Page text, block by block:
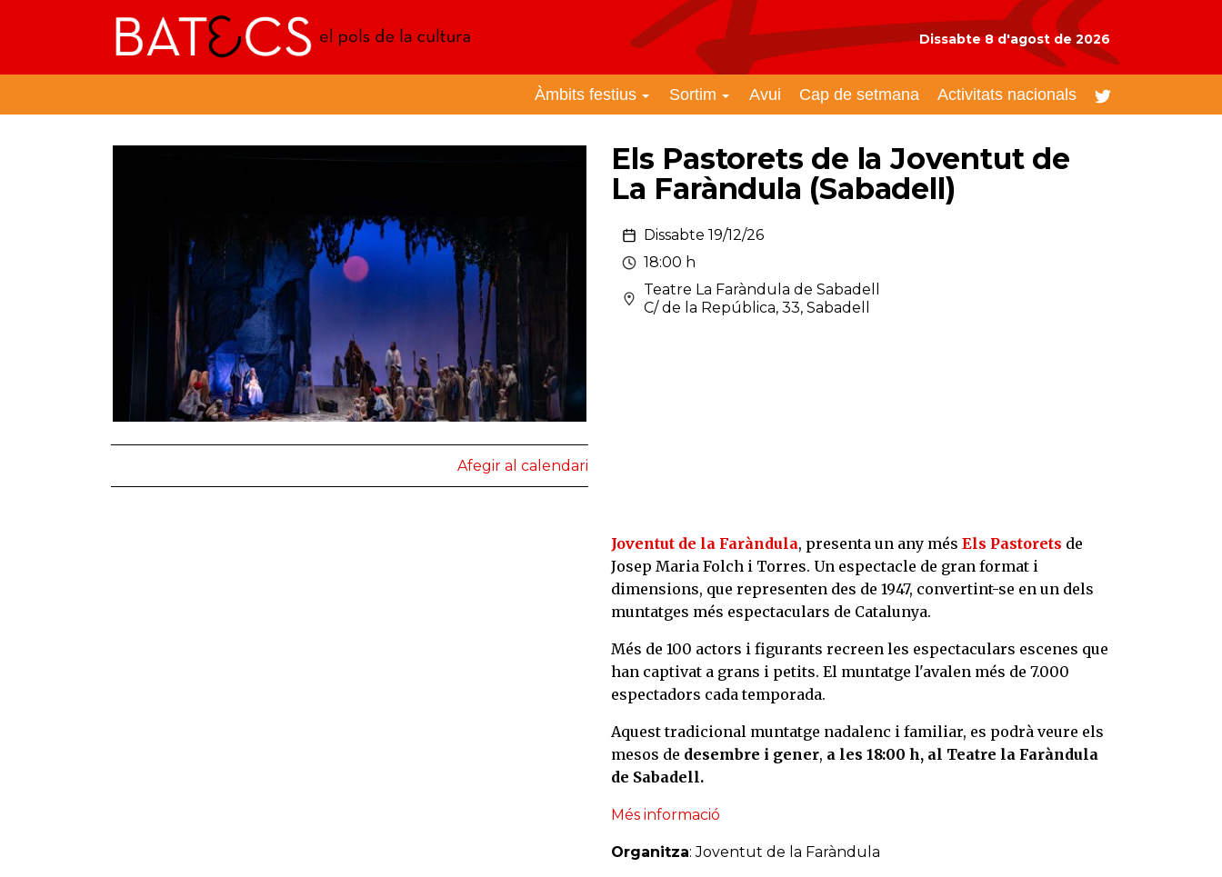
Batecs Dissabte 8 d'agost de 2026
Àmbits festius Sortim Avui Cap de setmana Activitats nacionals
Afegir al calendari
Els Pastorets de la Joventut de
La Faràndula (Sabadell)
Dissabte 19/12/26
18:00 h
Teatre La Faràndula de Sabadell
C/ de la República, 33, Sabadell
Joventut de la Faràndula, presenta un any més Els Pastorets de
Josep Maria Folch i Torres. Un espectacle de gran format i
dimensions, que representen des de 1947, convertint-se en un dels
muntatges més espectaculars de Catalunya.
Més de 100 actors i figurants recreen les espectaculars escenes que
han captivat a grans i petits. El muntatge l'avalen més de 7.000
espectadors cada temporada.
Aquest tradicional muntatge nadalenc i familiar, es podrà veure els
mesos de desembre i gener, a les 18:00 h, al Teatre la Faràndula
de Sabadell.
Més informació
Organitza: Joventut de la Faràndula